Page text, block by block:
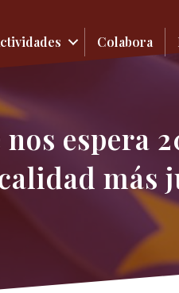
Colabora
nos espera
más